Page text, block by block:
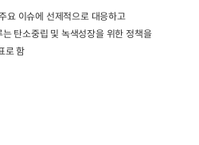
요 이슈에 선제적으로 대응하고
탄소중립 및 녹색성장을 위한 정책을
로 함
기획도서